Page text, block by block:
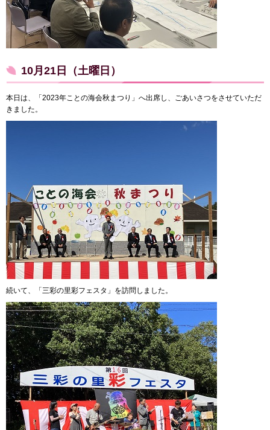
10月21日（土曜日）
本日は、「2023年ことの海会秋まつり」へ出席し、ごあいさつをさせていただ
きました。
続いて、「三彩の里彩フェスタ」を訪問しました。